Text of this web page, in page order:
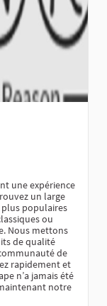
une expérience
un large
plus populaires
ou
Nous mettons
de qualité
de
rapidement et
n’a jamais été
notre